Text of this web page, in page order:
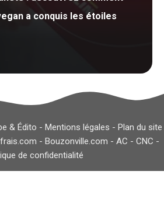
a conquis les étoiles
& Édito - Mentions légales - Plan du site
- Bouzonville.com - AC - CNC -
de confidentialité